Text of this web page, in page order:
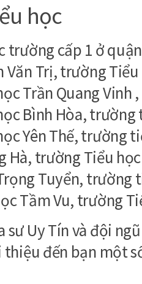
học
trường cấp 1 ở
Văn Trị, trường
Trần Quang
Bình Hòa, trường
Yên Thế, trường
Hà, trường Tiểu
Tuyển, trường
Tầm Vu, trường
sư Uy Tín và đội
thiệu đến bạn một